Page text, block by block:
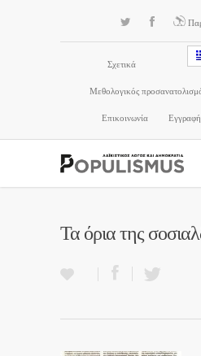
Σχετικά
Μεθολογικός
Επικοινωνία
Τα όρια της